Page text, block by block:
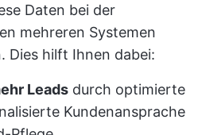
Daten bei der
mehreren Systemen
Dies hilft Ihnen dabei:
Leads durch optimierte
Kundenansprache